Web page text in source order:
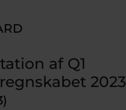
af Q1
2023